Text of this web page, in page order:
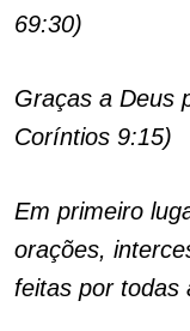
69:30)
Graças a Deus
Coríntios 9:15)
Em primeiro
orações,
feitas por todas